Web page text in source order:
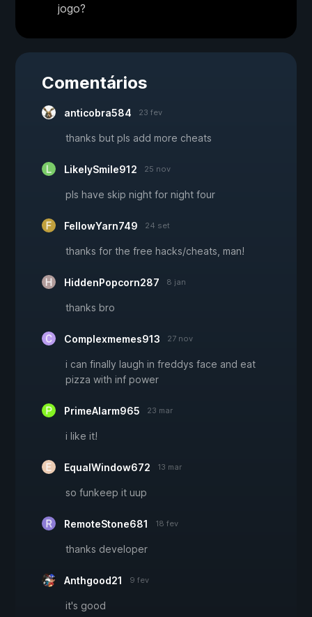
jogo?
Comentários
anticobra584 23 fev
thanks but pls add more cheats
LikelySmile912 25 nov
pls have skip night for night four
FellowYarn749 24 set
thanks for the free hacks/cheats, man!
HiddenPopcorn287 8 jan
thanks bro
Complexmemes913 27 nov
i can finally laugh in freddys face and eat
pizza with inf power
PrimeAlarm965 23 mar
i like it!
EqualWindow672 13 mar
so funkeep it uup
RemoteStone681 18 fev
thanks developer
Anthgood21 9 fev
it's good